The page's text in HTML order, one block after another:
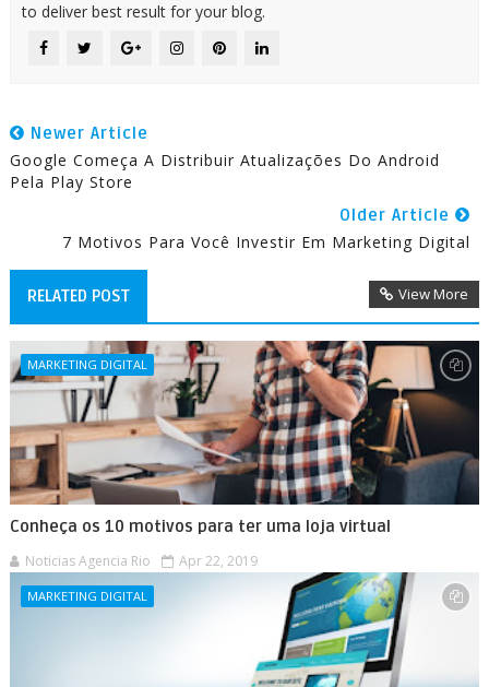
to deliver best result for your blog.
Newer Article
Google Começa A Distribuir Atualizações Do Android
Pela Play Store
Older Article
7 Motivos Para Você Investir Em Marketing Digital
RELATED POST View More
MARKETING DIGITAL
Conheça os 10 motivos para ter uma loja virtual
Noticias Agencia Rio Apr 22, 2019
MARKETING DIGITAL